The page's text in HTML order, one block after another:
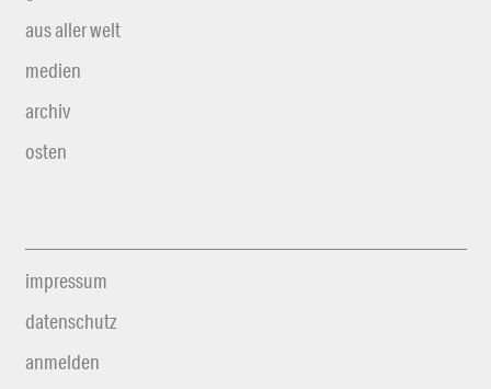
aus aller welt
medien
archiv
osten
impressum
datenschutz
anmelden